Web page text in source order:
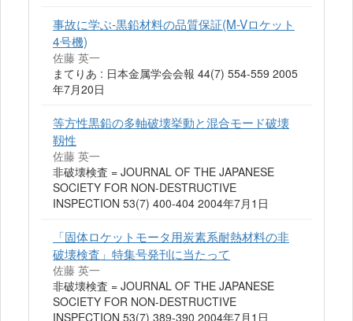
事故に学ぶ-黒鉛材料の品質保証(M-Vロケット
4号機)
佐藤 英一
まてりあ : 日本金属学会会報 44(7) 554-559 2005
年7月20日
等方性黒鉛の多軸破壊挙動と混合モード破壊
靱性
佐藤 英一
非破壊検査 = JOURNAL OF THE JAPANESE
SOCIETY FOR NON-DESTRUCTIVE
INSPECTION 53(7) 400-404 2004年7月1日
「固体ロケットモータ用炭素系耐熱材料の非
破壊検査」特集号発刊に当たって
佐藤 英一
非破壊検査 = JOURNAL OF THE JAPANESE
SOCIETY FOR NON-DESTRUCTIVE
INSPECTION 53(7) 389-390 2004年7月1日